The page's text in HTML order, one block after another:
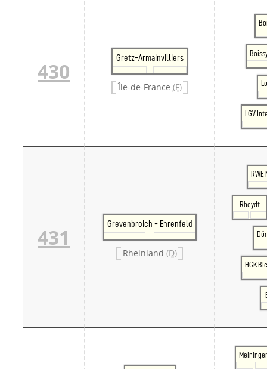
430
Gretz-Armainvilliers
Île-de-France (F)
LGV
431
Grevenbroich - Ehrenfeld
Rheinland (D)
Rheydt
HGK